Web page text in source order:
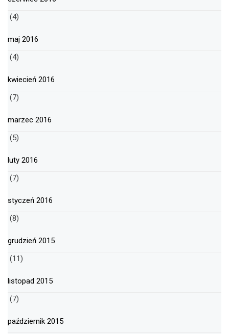
(4)
maj 2016
(4)
kwiecień 2016
(7)
marzec 2016
(5)
luty 2016
(7)
styczeń 2016
(8)
grudzień 2015
(11)
listopad 2015
(7)
październik 2015